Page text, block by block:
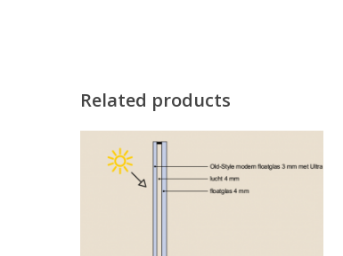
Related products